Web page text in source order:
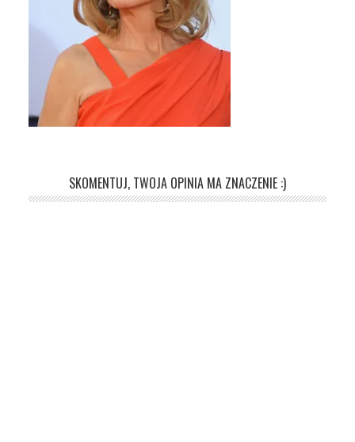
SKOMENTUJ, TWOJA OPINIA MA ZNACZENIE :)